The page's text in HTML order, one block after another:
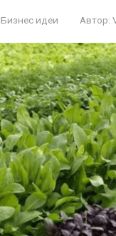
Бизнес идеи Автор: